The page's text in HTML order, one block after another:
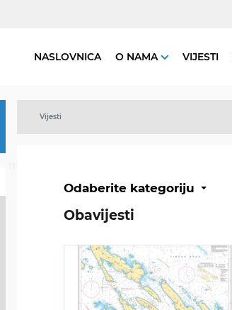
NASLOVNICA O NAMA VIJESTI
Vijesti
Odaberite kategoriju
Obavijesti